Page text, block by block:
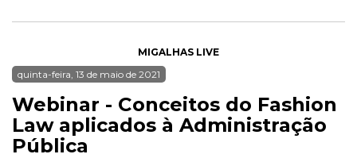
MIGALHAS LIVE
quinta-feira, 13 de maio de 2021
Webinar - Conceitos do Fashion
Law aplicados à Administração
Pública